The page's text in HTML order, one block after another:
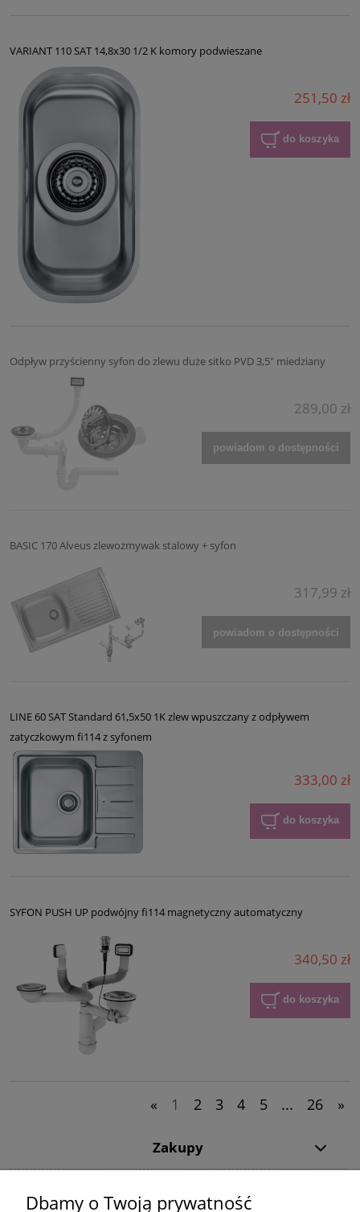
VARIANT 110 SAT 14,8x30 1/2 K komory podwieszane
251,50 zł
do koszyka
Odpływ przyścienny syfon do zlewu duże sitko PVD 3,5" miedziany
289,00 zł
powiadom o dostępności
BASIC 170 Alveus zlewozmywak stalowy + syfon
317,99 zł
powiadom o dostępności
LINE 60 SAT Standard 61,5x50 1K zlew wpuszczany z odpływem
zatyczkowym fi114 z syfonem
333,00 zł
do koszyka
SYFON PUSH UP podwójny fi114 magnetyczny automatyczny
340,50 zł
do koszyka
« 1 2 3 4 5 ... 26 »
Zakupy
Dbamy o Twoją prywatność